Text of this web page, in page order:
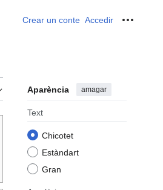
Crear un conte Accedir
Aparència amagar
Text
Chicotet
Estàndart
Gran